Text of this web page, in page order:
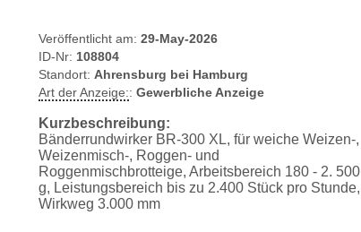
Veröffentlicht am: 29-May-2026
ID-Nr: 108804
Standort: Ahrensburg bei Hamburg
Art der Anzeige:: Gewerbliche Anzeige
Kurzbeschreibung:
Bänderrundwirker BR-300 XL, für weiche Weizen-,
Weizenmisch-, Roggen- und
Roggenmischbrotteige, Arbeitsbereich 180 - 2. 500
g, Leistungsbereich bis zu 2.400 Stück pro Stunde,
Wirkweg 3.000 mm